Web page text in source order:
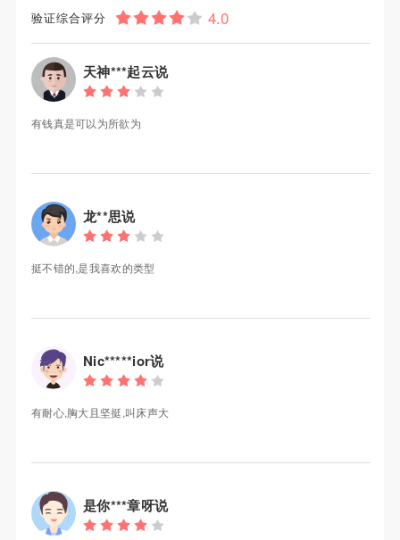
验证综合评分
天神***起云说
有钱真是可以为所欲为
龙**思说
挺不错的,是我喜欢的类型
Nic*****ior说
有耐心,胸大且坚挺,叫床声大
是你***章呀说